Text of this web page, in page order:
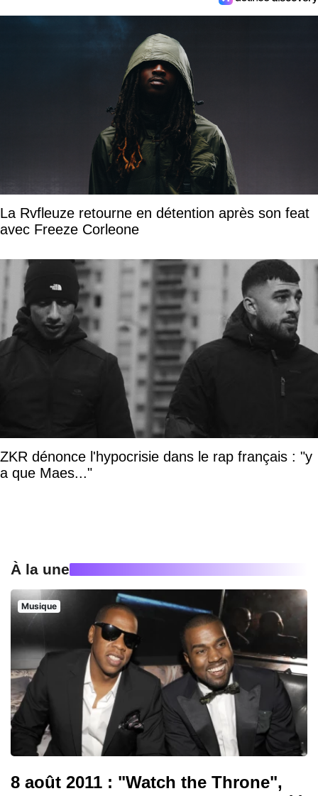
La Rvfleuze retourne en détention après son feat
avec Freeze Corleone
ZKR dénonce l'hypocrisie dans le rap français : "y
a que Maes..."
À la une
Musique
8 août 2011 : "Watch the Throne",